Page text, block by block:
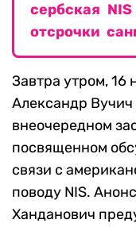
сербская
отсрочки
Завтра утром, 16
Александр Вучич
внеочередном
посвященном
связи с
поводу NIS.
Ханданович